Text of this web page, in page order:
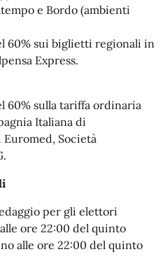
e Bordo (ambienti
60% sui biglietti regionali in
Express.
60% sulla tariffa ordinaria
Italiana di
Euromed, Società
per gli elettori
ore 22:00 del quinto
alle ore 22:00 del quinto